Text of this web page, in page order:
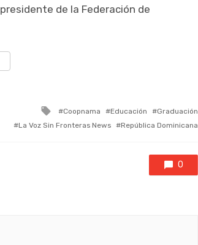
de la Federación de
Tagged
with
Coopnama Educación
Graduación
La Voz Sin Fronteras News
República Dominicana
0